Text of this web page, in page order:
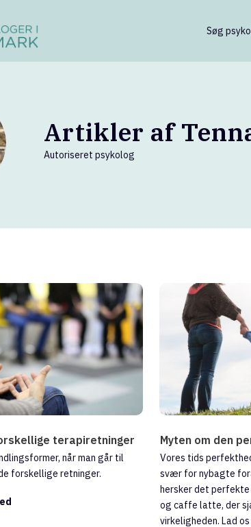
Søg
Artikler af
Autoriseret psykolog
terapiretninger
når man går til
forskellige retninger.
Myten om den
Vores tids
svær for nybagte
hersker det
og caffe latte, der
virkeligheden. Lad